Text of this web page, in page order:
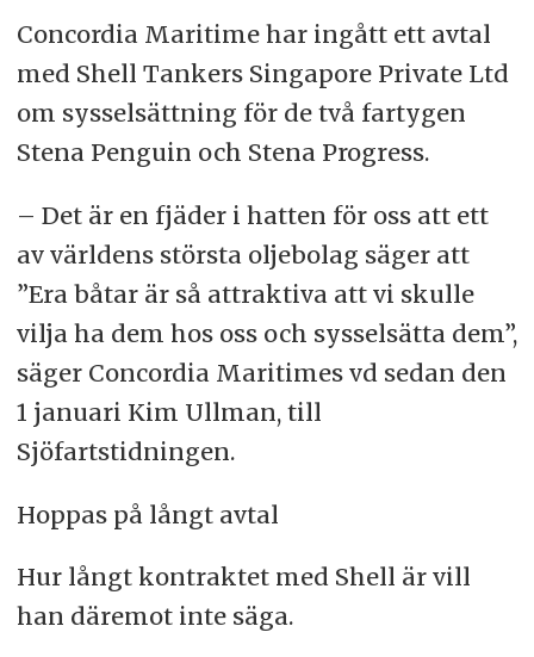
Concordia Maritime har ingått ett avtal
med Shell Tankers Singapore Private Ltd
om sysselsättning för de två fartygen
Stena Penguin och Stena Progress.
– Det är en fjäder i hatten för oss att ett
av världens största oljebolag säger att
”Era båtar är så attraktiva att vi skulle
vilja ha dem hos oss och sysselsätta dem”,
säger Concordia Maritimes vd sedan den
1 januari Kim Ullman, till
Sjöfartstidningen.
Hoppas på långt avtal
Hur långt kontraktet med Shell är vill
han däremot inte säga.